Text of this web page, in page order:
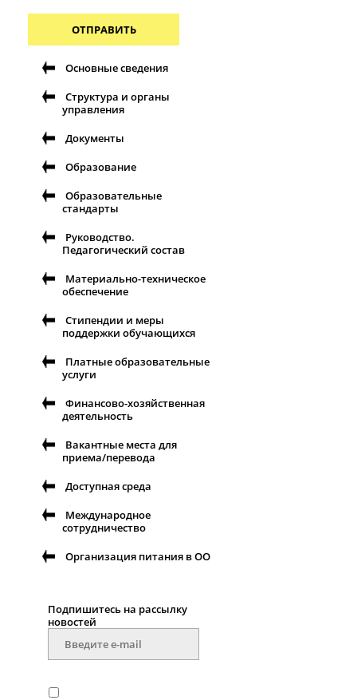
ОТПРАВИТЬ
Основные сведения
Структура и органы
управления
Документы
Образование
Образовательные
стандарты
Руководство.
Педагогический состав
Материально-техническое
обеспечение
Стипендии и меры
поддержки обучающихся
Платные образовательные
услуги
Финансово-хозяйственная
деятельность
Вакантные места для
приема/перевода
Доступная среда
Международное
сотрудничество
Организация питания в ОО
Подпишитесь на рассылку
новостей